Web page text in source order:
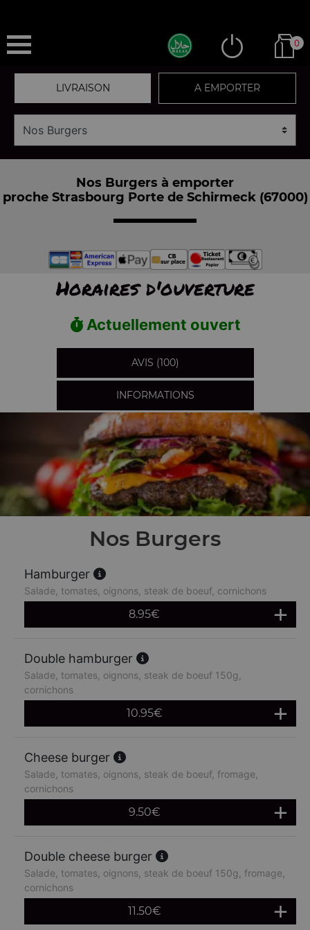
0
LIVRAISON A EMPORTER
Nos Burgers à emporter
proche Strasbourg Porte de Schirmeck (67000)
Horaires d'ouverture
Actuellement ouvert
AVIS (100)
INFORMATIONS
Nos Burgers
Hamburger
Salade, tomates, oignons, steak de boeuf, cornichons
8.95€
Double hamburger
Salade, tomates, oignons, steak de boeuf 150g,
cornichons
10.95€
Cheese burger
Salade, tomates, oignons, steak de boeuf, fromage,
cornichons
9.50€
Double cheese burger
Salade, tomates, oignons, steak de boeuf 150g, fromage,
cornichons
11.50€